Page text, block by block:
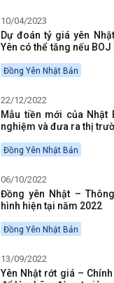
10/04/2023
Dự đoán tỷ giá yên
Yên có thể tăng nếu
Đồng Yên Nhật Bản
22/12/2022
Mẫu tiền mới của Nhật
nghiệm và đưa ra thị
Đồng Yên Nhật Bản
06/10/2022
Đồng yên Nhật –
hình hiện tại năm 2022
Đồng Yên Nhật Bản
13/09/2022
Yên Nhật rớt giá –